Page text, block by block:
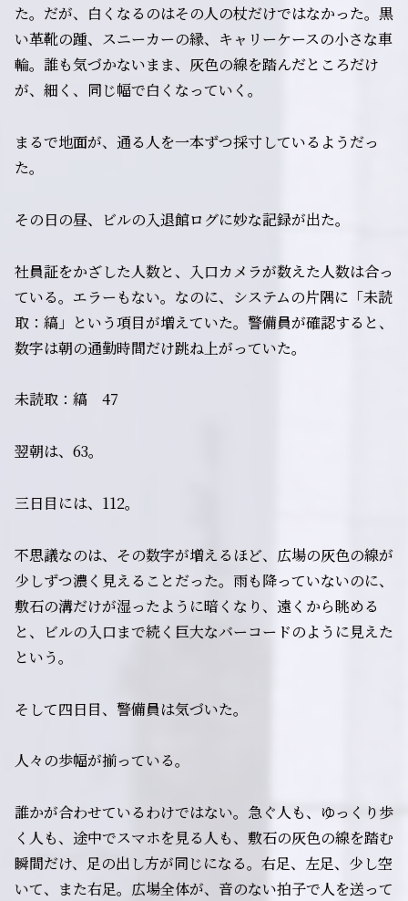
た。だが、白くなるのはその人の杖だけではなかった。黒
い革靴の踵、スニーカーの縁、キャリーケースの小さな車
輪。誰も気づかないまま、灰色の線を踏んだところだけ
が、細く、同じ幅で白くなっていく。
まるで地面が、通る人を一本ずつ採寸しているようだっ
た。
その日の昼、ビルの入退館ログに妙な記録が出た。
社員証をかざした人数と、入口カメラが数えた人数は合っ
ている。エラーもない。なのに、システムの片隅に「未読
取：縞」という項目が増えていた。警備員が確認すると、
数字は朝の通勤時間だけ跳ね上がっていた。
未読取：縞 47
翌朝は、63。
三日目には、112。
不思議なのは、その数字が増えるほど、広場の灰色の線が
少しずつ濃く見えることだった。雨も降っていないのに、
敷石の溝だけが湿ったように暗くなり、遠くから眺める
と、ビルの入口まで続く巨大なバーコードのように見えた
という。
そして四日目、警備員は気づいた。
人々の歩幅が揃っている。
誰かが合わせているわけではない。急ぐ人も、ゆっくり歩
く人も、途中でスマホを見る人も、敷石の灰色の線を踏む
瞬間だけ、足の出し方が同じになる。右足、左足、少し空
いて、また右足。広場全体が、音のない拍子で人を送って